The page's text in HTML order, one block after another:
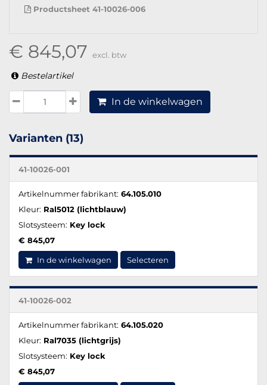
Productsheet 41-10026-006
€ 845,07 excl. btw
Bestelartikel
In de winkelwagen
Varianten (13)
41-10026-001
Artikelnummer fabrikant: 64.105.010
Kleur: Ral5012 (lichtblauw)
Slotsysteem: Key lock
€ 845,07
In de winkelwagen Selecteren
41-10026-002
Artikelnummer fabrikant: 64.105.020
Kleur: Ral7035 (lichtgrijs)
Slotsysteem: Key lock
€ 845,07